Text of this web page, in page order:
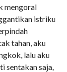
mengoral
istriku
tahan, aku
lalu aku
sentakan saja,